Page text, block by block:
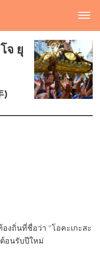
จ ยุ
)
งถิ่นที่ชื่อว่า "โอคะเกะสะ
อนรับปีใหม่